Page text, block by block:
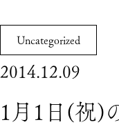
Uncategorized
2014.12.09
1月1日(祝)